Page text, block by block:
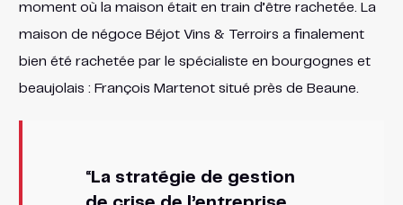
moment où la maison était en train d’être rachetée. La
maison de négoce Béjot Vins & Terroirs a finalement
bien été rachetée par le spécialiste en bourgognes et
beaujolais : François Martenot situé près de Beaune.
“La stratégie de gestion